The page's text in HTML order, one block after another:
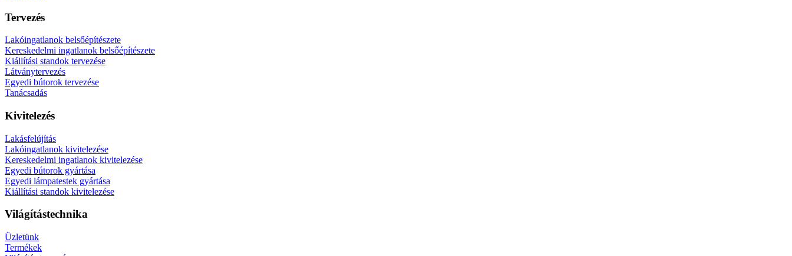
Tervezés
Lakóingatlanok belsőépítészete
Kereskedelmi ingatlanok belsőépítészete
Kiállítási standok tervezése
Látványtervezés
Egyedi bútorok tervezése
Tanácsadás
Kivitelezés
Lakásfelújítás
Lakóingatlanok kivitelezése
Kereskedelmi ingatlanok kivitelezése
Egyedi bútorok gyártása
Egyedi lámpatestek gyártása
Kiállítási standok kivitelezése
Világítástechnika
Üzletünk
Termékek